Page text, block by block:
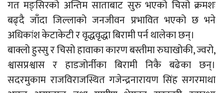
गत मङ्सिरको अन्तिम साताबाट सुरु भएको चिसो क्रमशः
बढ्दै जाँदा जिल्लाको जनजीवन प्रभावित भएको छ भने
अधिकांश केटाकेटी र वृद्धवृद्धा बिरामी पर्न थालेका छन्।
बाक्लो हुस्सु र चिसो हावाका कारण बस्तीमा रुघाखोकी, ज्वरो,
श्वासप्रश्वास र हाडजोर्नीका बिरामी निकै बढेका छन्।
सदरमुकाम राजविराजस्थित गजेन्द्रनारायण सिंह सगरमाथा